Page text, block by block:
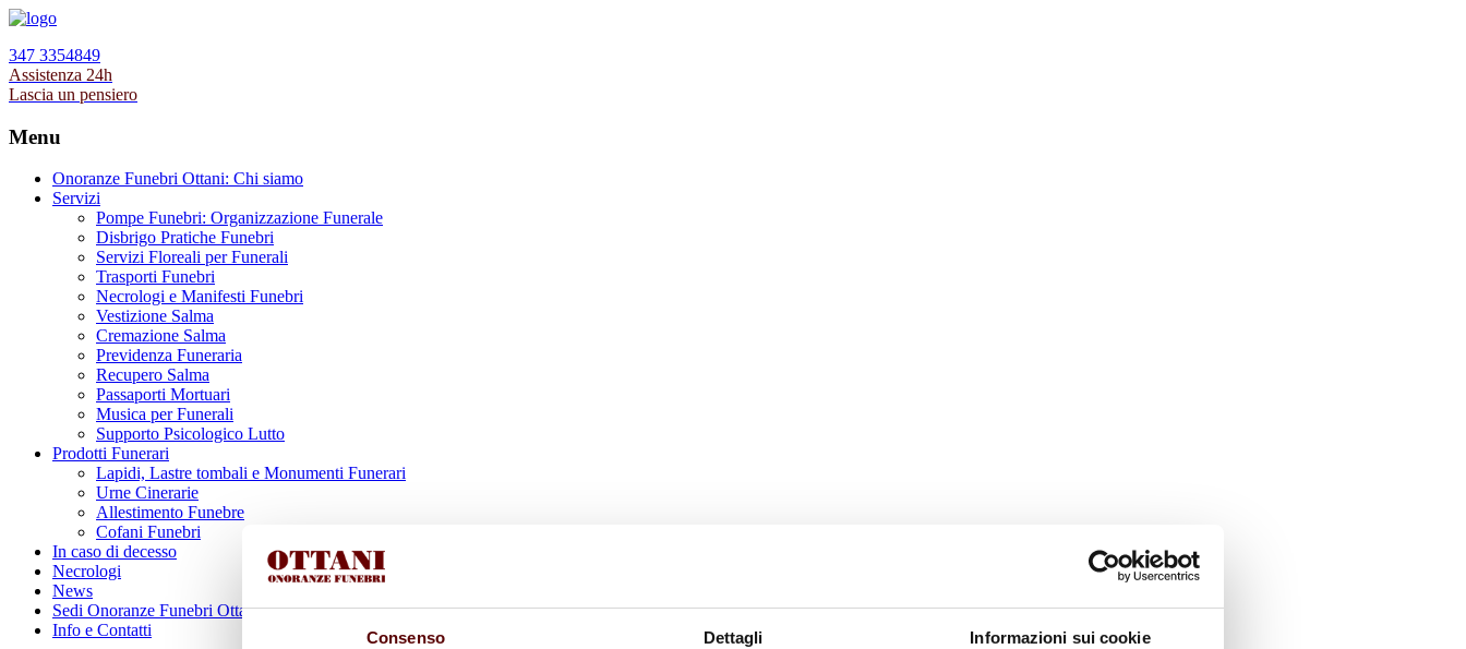
Consenso Dettagli Informazioni sui cookie
347 3354849
Assistenza 24h
Lascia un pensiero
Menu
Onoranze Funebri Ottani: Chi siamo
Servizi
Pompe Funebri: Organizzazione Funerale
Disbrigo Pratiche Funebri
Servizi Floreali per Funerali
Trasporti Funebri
Necrologi e Manifesti Funebri
Vestizione Salma
Cremazione Salma
Previdenza Funeraria
Recupero Salma
Passaporti Mortuari
Musica per Funerali
Supporto Psicologico Lutto
Prodotti Funerari
Lapidi, Lastre tombali e Monumenti Funerari
Urne Cinerarie
Allestimento Funebre
Cofani Funebri
In caso di decesso
Necrologi
News
Sedi Onoranze Funebri Ottani
Info e Contatti